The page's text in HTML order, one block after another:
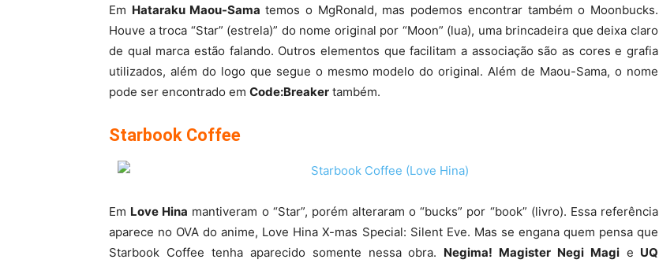
Em Hataraku Maou-Samatemos o MgRonald, mas podemos encontrar também o Moonbucks.
Houve a troca “Star” (estrela)” do nome original por “Moon” (lua), uma brincadeira que deixa claro
de qual marca estão falando. Outros elementos que facilitam a associação são as cores e grafia
utilizados, além do logo que segue o mesmo modelo do original. Além de Maou-Sama, o nome
pode ser encontrado em Code:Breaker também.
Starbook Coffee
Em Love Hina mantiveram o “Star”, porém alteraram o “bucks” por “book” (livro). Essa referência
aparece no OVA do anime, Love Hina X-mas Special: Silent Eve. Mas se engana quem pensa que
Starbook Coffee tenha aparecido somente nessa obra. Negima! Magister Negi Magi e UQ